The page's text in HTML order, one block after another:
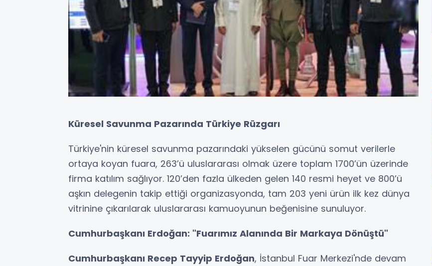
Küresel Savunma Pazarında Türkiye Rüzgarı
Türkiye'nin küresel savunma pazarındaki yükselen gücünü somut verilerle
ortaya koyan fuara, 263’ü uluslararası olmak üzere toplam 1700’ün üzerinde
firma katılım sağlıyor. 120’den fazla ülkeden gelen 140 resmi heyet ve 800’ü
aşkın delegenin takip ettiği organizasyonda, tam 203 yeni ürün ilk kez dünya
vitrinine çıkarılarak uluslararası kamuoyunun beğenisine sunuluyor.
Cumhurbaşkanı Erdoğan: "Fuarımız Alanında Bir Markaya Dönüştü"
Cumhurbaşkanı Recep Tayyip Erdoğan, İstanbul Fuar Merkezi'nde devam